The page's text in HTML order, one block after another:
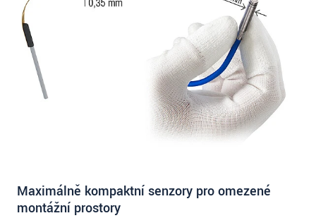
Maximálně kompaktní senzory pro omezené
montážní prostory